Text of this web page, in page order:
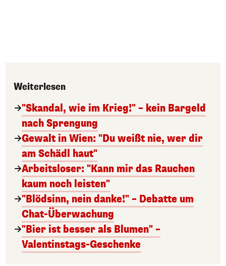
Weiterlesen
"Skandal, wie im Krieg!" – kein Bargeld
nach Sprengung
Gewalt in Wien: "Du weißt nie, wer dir
am Schädl haut"
Arbeitsloser: "Kann mir das Rauchen
kaum noch leisten"
"Blödsinn, nein danke!" – Debatte um
Chat-Überwachung
"Bier ist besser als Blumen" –
Valentinstags-Geschenke